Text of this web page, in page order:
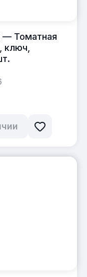
— Томатная
ключ,